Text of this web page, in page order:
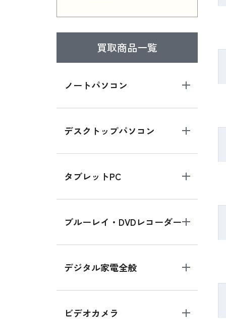
買取商品一覧
ノートパソコン
デスクトップパソコン
タブレットPC
ブルーレイ・DVDレコーダー
デジタル家電全般
ビデオカメラ